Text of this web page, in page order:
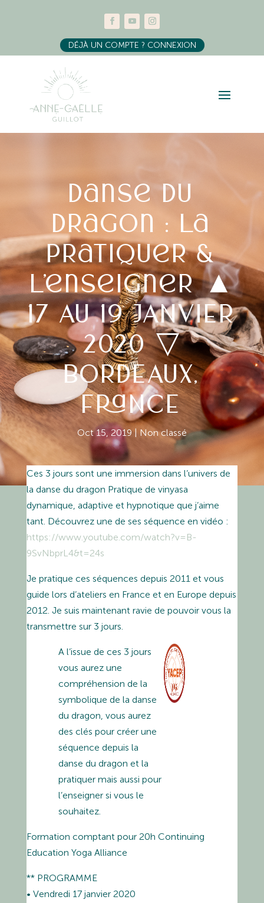
DÉJÀ UN COMPTE ? CONNEXION
Danse du
dragon : la
pratiquer &
l’enseigner ▲
17 AU 19 JANVIER
2020 ▽
BORDEAUX,
FRANCE
Oct 15, 2019| Non classé
Ces 3 jours sont une immersion dans l’univers de
la danse du dragon Pratique de vinyasa
dynamique, adaptive et hypnotique que j’aime
tant. Découvrez une de ses séquence en vidéo :
https://www.youtube.com/watch?v=B-
9SvNbprL4&t=24s
Je pratique ces séquences depuis 2011 et vous
guide lors d’ateliers en France et en Europe depuis
2012. Je suis maintenant ravie de pouvoir vous la
transmettre sur 3 jours.
A l’issue de ces 3 jours
vous aurez une
compréhension de la
symbolique de la danse
du dragon, vous aurez
des clés pour créer une
séquence depuis la
danse du dragon et la
pratiquer mais aussi pour
l’enseigner si vous le
souhaitez.
Formation comptant pour 20h Continuing
Education Yoga Alliance
** PROGRAMME
• Vendredi 17 janvier 2020